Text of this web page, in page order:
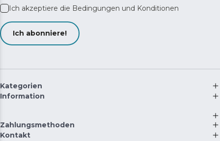
Ich akzeptiere die Bedingungen und Konditionen
Ich abonniere!
Kategorien
Information
Zahlungsmethoden
Kontakt